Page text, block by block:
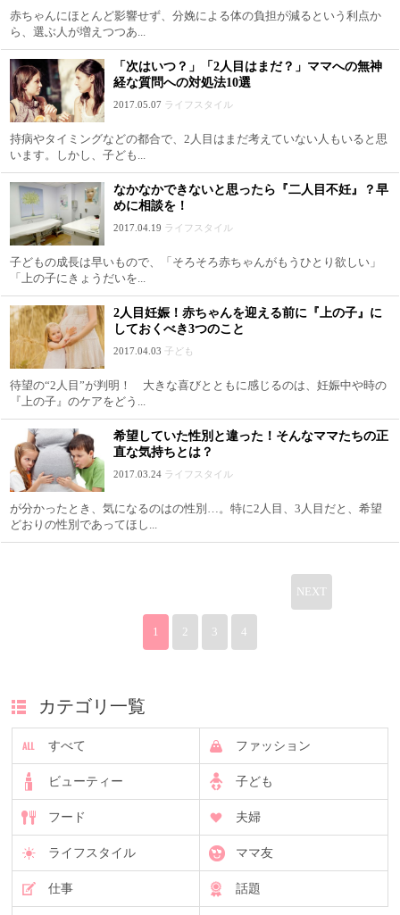
赤ちゃんにほとんど影響せず、分娩による体の負担が減るという利点か
ら、選ぶ人が増えつつあ...
「次はいつ？」「2人目はまだ？」ママへの無神
経な質問への対処法10選
2017.05.07 ライフスタイル
持病やタイミングなどの都合で、2人目はまだ考えていない人もいると思
います。しかし、子ども...
なかなかできないと思ったら『二人目不妊』？早
めに相談を！
2017.04.19 ライフスタイル
子どもの成長は早いもので、「そろそろ赤ちゃんがもうひとり欲しい」
「上の子にきょうだいを...
2人目妊娠！赤ちゃんを迎える前に『上の子』に
しておくべき3つのこと
2017.04.03 子ども
待望の“2人目”が判明！ 大きな喜びとともに感じるのは、妊娠中や時の
『上の子』のケアをどう...
希望していた性別と違った！そんなママたちの正
直な気持ちとは？
2017.03.24 ライフスタイル
が分かったとき、気になるのはの性別…。特に2人目、3人目だと、希望
どおりの性別であってほし...
1 2 3 4
NEXT
カテゴリ一覧
すべて ファッション
ビューティー 子ども
フード 夫婦
ライフスタイル ママ友
仕事 話題